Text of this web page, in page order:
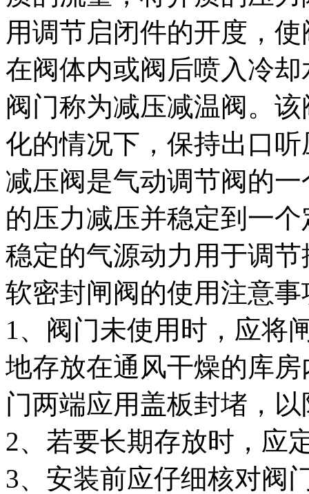
用调节启闭件的开度，
在阀体内或阀后喷入冷
阀门称为减压减温阀。
化的情况下，保持出口
减压阀是气动调节阀的
的压力减压并稳定到一
稳定的气源动力用于调节
软密封闸阀的使用注意事
1、阀门未使用时，应将
地存放在通风干燥的库
门两端应用盖板封堵，
2、若要长期存放时，应
3、安装前应仔细核对阀